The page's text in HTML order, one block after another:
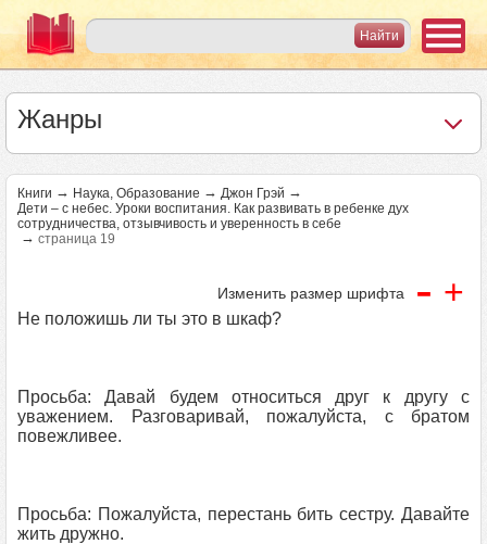
Жанры
Книги → Наука, Образование → Джон Грэй →
Дети – с небес. Уроки воспитания. Как развивать в ребенке дух
сотрудничества, отзывчивость и уверенность в себе
→ страница 19
Изменить размер шрифта - +
Не положишь ли ты это в шкаф?
Просьба: Давай будем относиться друг к другу с
уважением. Разговаривай, пожалуйста, с братом
повежливее.
Просьба: Пожалуйста, перестань бить сестру. Давайте
жить дружно.